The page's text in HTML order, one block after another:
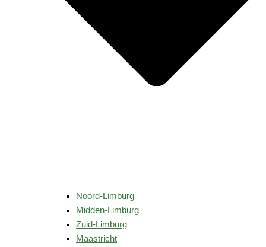
Noord-Limburg
Midden-Limburg
Zuid-Limburg
Maastricht